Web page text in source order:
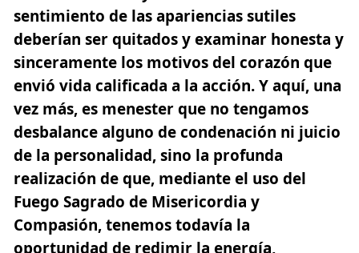
sentimiento de las apariencias sutiles
deberían ser quitados y examinar honesta y
sinceramente los motivos del corazón que
envió vida calificada a la acción. Y aquí, una
vez más, es menester que no tengamos
desbalance alguno de condenación ni juicio
de la personalidad, sino la profunda
realización de que, mediante el uso del
Fuego Sagrado de Misericordia y
Compasión, tenemos todavía la
oportunidad de redimir la energía,